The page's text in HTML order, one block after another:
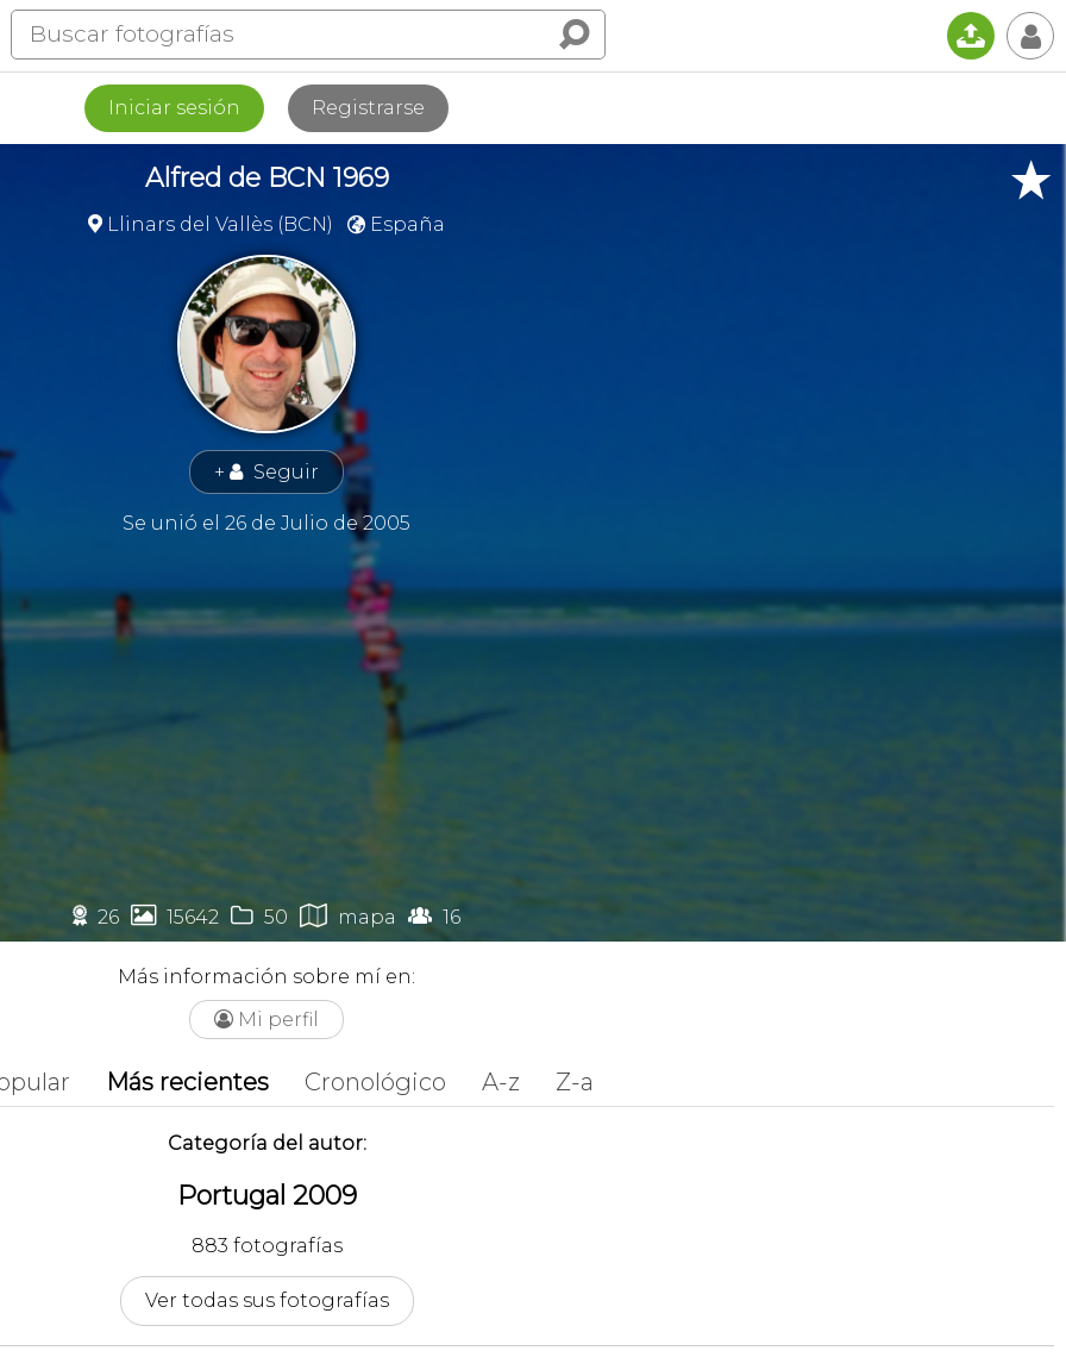
📤 👤
Iniciar sesión Registrarse
Alfred de BCN 1969
 Llinars del Vallès (BCN)  España
+ 👤 Seguir
Se unió el 26 de Julio de 2005
🏉 26  15642  50  mapa  16
★
Más información sobre mí en:
 Mi perfil
Más recientes Cronológico A-z Z-a
Categoría del autor:
Portugal 2009
883 fotografías
Ver todas sus fotografías